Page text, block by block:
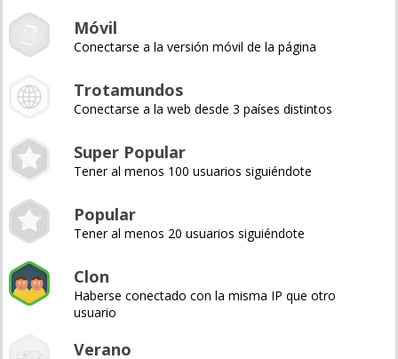
Móvil
Conectarse a la versión móvil de la página
Trotamundos
Conectarse a la web desde 3 países distintos
Super Popular
Tener al menos 100 usuarios siguiéndote
Popular
Tener al menos 20 usuarios siguiéndote
Clon
Haberse conectado con la misma IP que otro
usuario
Verano